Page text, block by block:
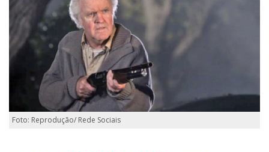
Foto: Reprodução/ Rede Sociais